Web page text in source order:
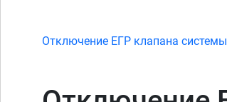
Отключение ЕГР клапана